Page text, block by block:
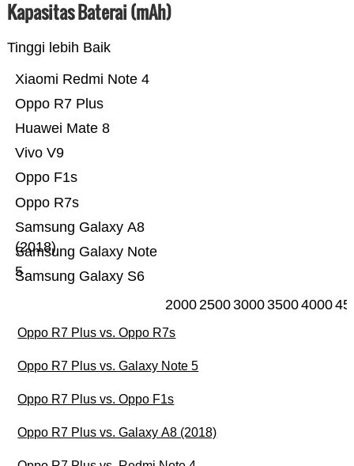
Kapasitas Baterai (mAh)
Tinggi lebih Baik
Samsung Galaxy S6
Samsung Galaxy Note
5
Samsung Galaxy A8
(2018)
Oppo R7s
Oppo F1s
Vivo V9
Huawei Mate 8
Oppo R7 Plus
Xiaomi Redmi Note 4
20002500300035004000
Oppo R7 Plus vs. Oppo R7s
Oppo R7 Plus vs. Galaxy Note 5
Oppo R7 Plus vs. Oppo F1s
Oppo R7 Plus vs. Galaxy A8 (2018)